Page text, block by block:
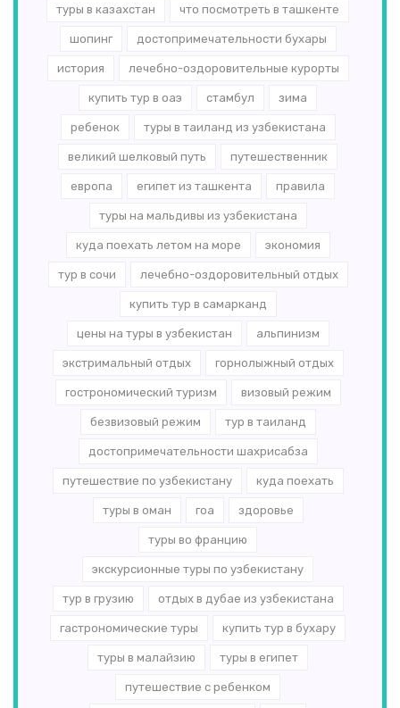
туры в казахстан что посмотреть в ташкенте
шопинг достопримечательности бухары
история лечебно-оздоровительные курорты
купить тур в оаэ стамбул зима
ребенок туры в таиланд из узбекистана
великий шелковый путь путешественник
европа египет из ташкента правила
туры на мальдивы из узбекистана
куда поехать летом на море экономия
тур в сочи лечебно-оздоровительный отдых
купить тур в самарканд
цены на туры в узбекистан альпинизм
экстримальный отдых горнолыжный отдых
гострономический туризм визовый режим
безвизовый режим тур в таиланд
достопримечательности шахрисабза
путешествие по узбекистану куда поехать
туры в оман гоа здоровье
туры во францию
экскурсионные туры по узбекистану
тур в грузию отдых в дубае из узбекистана
гастрономические туры купить тур в бухару
туры в малайзию туры в египет
путешествие с ребенком